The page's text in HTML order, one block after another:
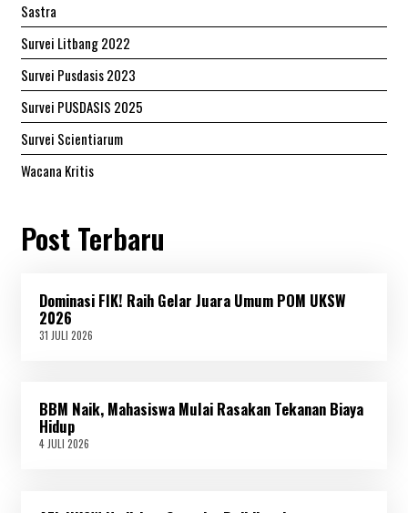
Sastra
Survei Litbang 2022
Survei Pusdasis 2023
Survei PUSDASIS 2025
Survei Scientiarum
Wacana Kritis
Post Terbaru
Dominasi FIK! Raih Gelar Juara Umum POM UKSW
2026
31 JULI 2026
I
BBM Naik, Mahasiswa Mulai Rasakan Tekanan Biaya
Hidup
4 JULI 2026